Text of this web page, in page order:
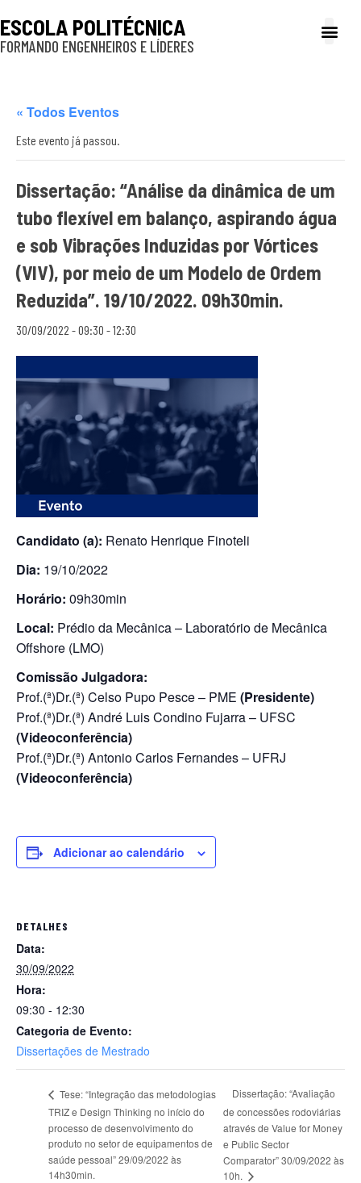
ESCOLA POLITÉCNICA
FORMANDO ENGENHEIROS E LÍDERES
« Todos Eventos
Este evento já passou.
Dissertação: “Análise da dinâmica de um
tubo flexível em balanço, aspirando água
e sob Vibrações Induzidas por Vórtices
(VIV), por meio de um Modelo de Ordem
Reduzida”. 19/10/2022. 09h30min.
30/09/2022 - 09:30 -12:30
Candidato (a): Renato Henrique Finoteli
Dia: 19/10/2022
Horário: 09h30min
Local: Prédio da Mecânica – Laboratório de Mecânica
Offshore (LMO)
Comissão Julgadora:
Prof.(ª)Dr.(ª) Celso Pupo Pesce – PME (Presidente)
Prof.(ª)Dr.(ª) André Luis Condino Fujarra – UFSC
(Videoconferência)
Prof.(ª)Dr.(ª) Antonio Carlos Fernandes – UFRJ
(Videoconferência)
Adicionar ao calendário
DETALHES
Data:
30/09/2022
Hora:
09:30 - 12:30
Categoria de Evento:
Dissertações de Mestrado
Tese: “Integração das metodologias
TRIZ e Design Thinking no início do
processo de desenvolvimento do
produto no setor de equipamentos de
saúde pessoal” 29/09/2022 às
14h30min.
Dissertação: “Avaliação
de concessões rodoviárias
através de Value for Money
e Public Sector
Comparator” 30/09/2022 às
10h.